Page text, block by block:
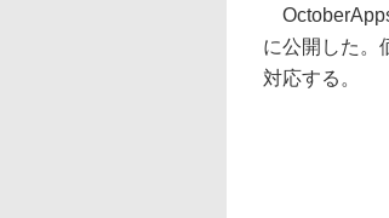
に公開した。
対応する。